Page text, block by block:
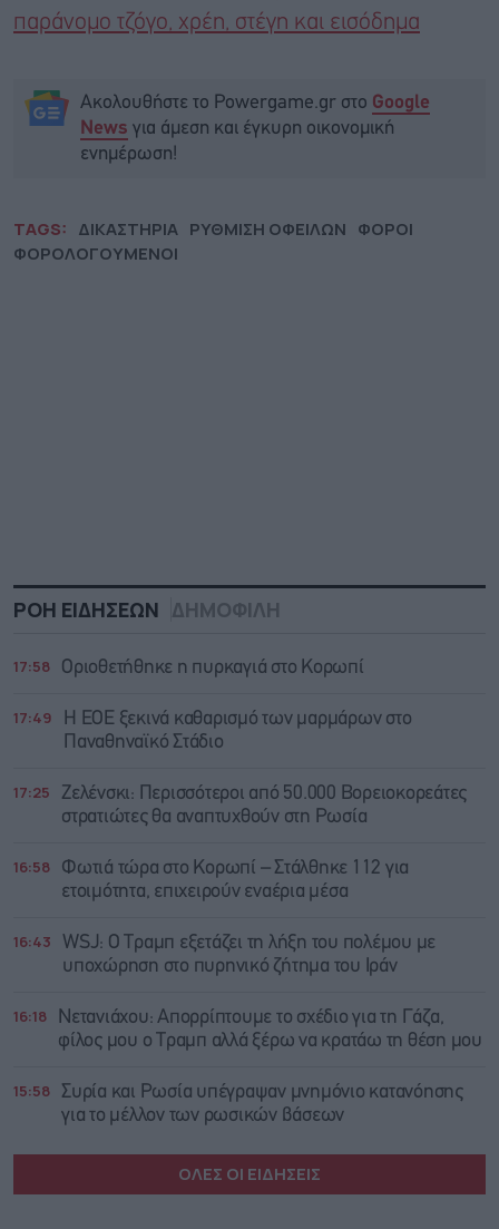
παράνομο τζόγο, χρέη, στέγη και εισόδημα
Ακολουθήστε το Powergame.gr στο Google
News για άμεση και έγκυρη οικονομική
ενημέρωση!
TAGS: ΔΙΚΑΣΤΗΡΙΑ ΡΥΘΜΙΣΗ ΟΦΕΙΛΩΝ ΦΟΡΟΙ
ΦΟΡΟΛΟΓΟΥΜΕΝΟΙ
ΡΟΗ ΕΙΔΗΣΕΩΝ ΔΗΜΟΦΙΛΗ
17:58 Οριοθετήθηκε η πυρκαγιά στο Κορωπί
17:49
Η ΕΟΕ ξεκινά καθαρισμό των μαρμάρων στο
Παναθηναϊκό Στάδιο
17:25
Ζελένσκι: Περισσότεροι από 50.000 Βορειοκορεάτες
στρατιώτες θα αναπτυχθούν στη Ρωσία
16:58
Φωτιά τώρα στο Κορωπί – Στάλθηκε 112 για
ετοιμότητα, επιχειρούν εναέρια μέσα
16:43
WSJ: Ο Τραμπ εξετάζει τη λήξη του πολέμου με
υποχώρηση στο πυρηνικό ζήτημα του Ιράν
16:18
Νετανιάχου: Απορρίπτουμε το σχέδιο για τη Γάζα,
φίλος μου ο Τραμπ αλλά ξέρω να κρατάω τη θέση μου
15:58
Συρία και Ρωσία υπέγραψαν μνημόνιο κατανόησης
για το μέλλον των ρωσικών βάσεων
ΟΛΕΣ ΟΙ ΕΙΔΗΣΕΙΣ